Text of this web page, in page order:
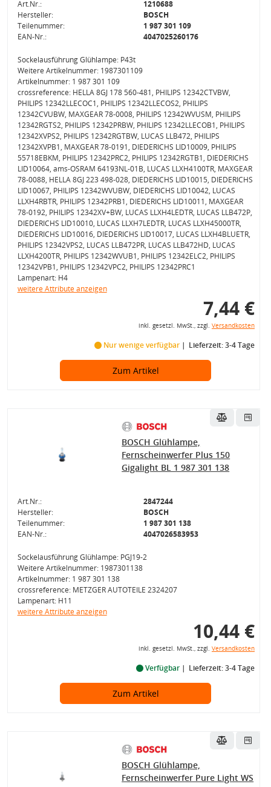
Art.Nr.:
1210688
Hersteller:
BOSCH
Teilenummer:
1 987 301 109
EAN-Nr.:
4047025260176
Sockelausführung Glühlampe: P43t
Weitere Artikelnummer: 1987301109
Artikelnummer: 1 987 301 109
crossreference: HELLA 8GJ 178 560-481, PHILIPS 12342CTVBW,
PHILIPS 12342LLECOC1, PHILIPS 12342LLECOS2, PHILIPS
12342CVUBW, MAXGEAR 78-0008, PHILIPS 12342WVUSM, PHILIPS
12342RGTS2, PHILIPS 12342PRBW, PHILIPS 12342LLECOB1, PHILIPS
12342XVPS2, PHILIPS 12342RGTBW, LUCAS LLB472, PHILIPS
12342XVPB1, MAXGEAR 78-0191, DIEDERICHS LID10009, PHILIPS
55718EBKM, PHILIPS 12342PRC2, PHILIPS 12342RGTB1, DIEDERICHS
LID10064, ams-OSRAM 64193NL-01B, LUCAS LLXH4100TR, MAXGEAR
78-0088, HELLA 8GJ 223 498-028, DIEDERICHS LID10015, DIEDERICHS
LID10067, PHILIPS 12342WVUBW, DIEDERICHS LID10042, LUCAS
LLXH4RBTR, PHILIPS 12342PRB1, DIEDERICHS LID10011, MAXGEAR
78-0192, PHILIPS 12342XV+BW, LUCAS LLXH4LEDTR, LUCAS LLB472P,
DIEDERICHS LID10010, LUCAS LLXH7LEDTR, LUCAS LLXH45000TR,
DIEDERICHS LID10016, DIEDERICHS LID10017, LUCAS LLXH4BLUETR,
PHILIPS 12342VPS2, LUCAS LLB472PR, LUCAS LLB472HD, LUCAS
LLXH4200TR, PHILIPS 12342WVUB1, PHILIPS 12342ELC2, PHILIPS
12342VPB1, PHILIPS 12342VPC2, PHILIPS 12342PRC1
Lampenart: H4
weitere Attribute anzeigen
7,44 €
inkl. gesetzl. MwSt., zzgl. Versandkosten
Nur wenige verfügbar Lieferzeit: 3-4 Tage
Zum Artikel
BOSCH Glühlampe,
Fernscheinwerfer Plus 150
Gigalight BL 1 987 301 138
Art.Nr.:
2847244
Hersteller:
BOSCH
Teilenummer:
1 987 301 138
EAN-Nr.:
4047026583953
Sockelausführung Glühlampe: PGJ19-2
Weitere Artikelnummer: 1987301138
Artikelnummer: 1 987 301 138
crossreference: METZGER AUTOTEILE 2324207
Lampenart: H11
weitere Attribute anzeigen
10,44 €
inkl. gesetzl. MwSt., zzgl. Versandkosten
Verfügbar Lieferzeit: 3-4 Tage
Zum Artikel
BOSCH Glühlampe,
Fernscheinwerfer Pure Light WS